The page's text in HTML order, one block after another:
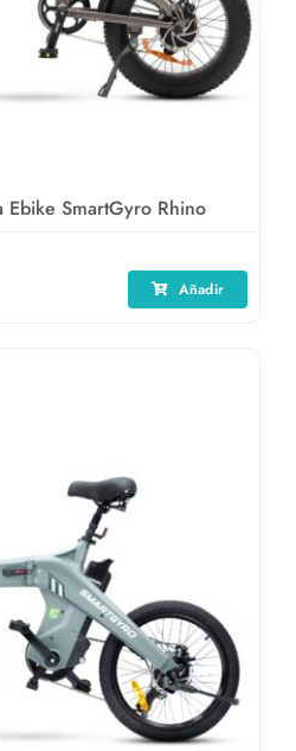
Ebike SmartGyro Rhino
Añadir